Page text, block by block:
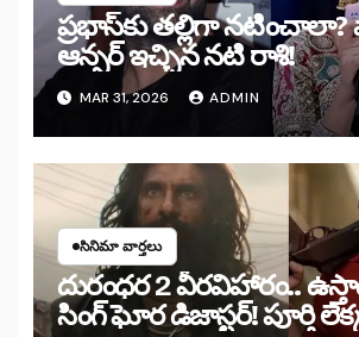
ప్రభాస్‌కు తల్లిగా నటించాలా?
ఆన్సర్ ఇచ్చిన నటి రాశి!
MAR 31, 2026 ADMIN
సినిమా వార్తలు
దురంధర 2 వీరవిహారం..
సింగ్ ఘోర డిజాస్టర్! పూర్తి